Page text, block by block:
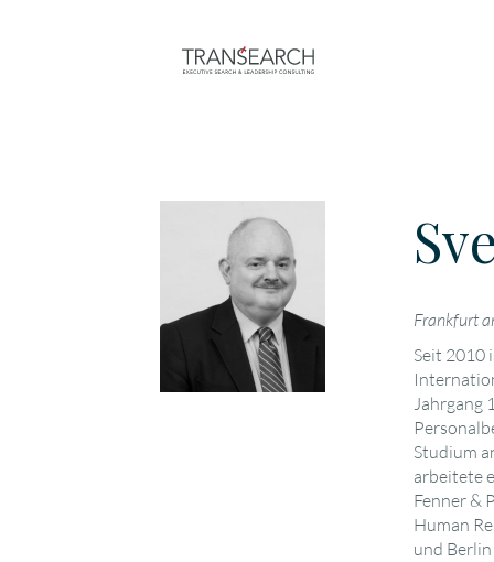
Frankfurt
Seit 2010
Jahrgang
Studium
arbeitete
Fenner &
Human
und